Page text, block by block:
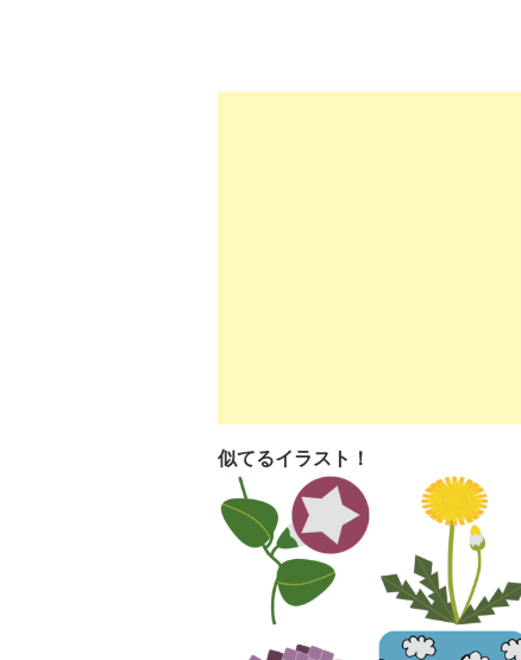
似てるイラスト！